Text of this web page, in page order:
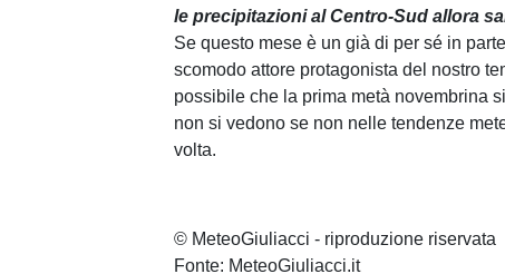
le precipitazioni al Centro-Sud allora
Se questo mese è un già di per sé in
scomodo attore protagonista del nostro
possibile che la prima metà novembrina
non si vedono se non nelle tendenze
volta.
© MeteoGiuliacci - riproduzione riservata
Fonte: MeteoGiuliacci.it